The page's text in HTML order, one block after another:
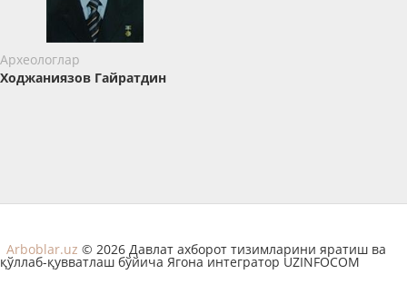
Археологлар
Ходжаниязов Гайратдин
Arboblar.uz © 2026 Давлат ахборот тизимларини яратиш ва
қўллаб-қувватлаш бўйича Ягона интегратор UZINFOCOM